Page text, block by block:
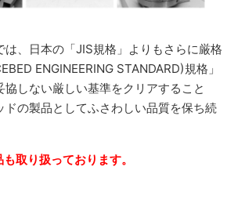
は、日本の「JIS規格」よりもさらに厳格
ENGINEERING STANDARD)規格」
協しない厳しい基準をクリアすること
ドの製品としてふさわしい品質を保ち続
取り扱っております。